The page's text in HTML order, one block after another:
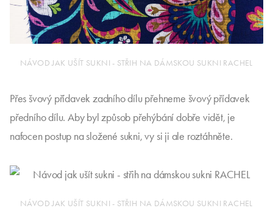
NÁVOD JAK UŠÍT SUKNI - STŘIH NA DÁMSKOU SUKNI RACHEL
Přes švový přídavek zadního dílu přehneme švový přídavek
předního dílu. Aby byl způsob přehýbání dobře vidět, je
nafocen postup na složené sukni, vy si ji ale roztáhněte.
NÁVOD JAK UŠÍT SUKNI - STŘIH NA DÁMSKOU SUKNI RACHEL